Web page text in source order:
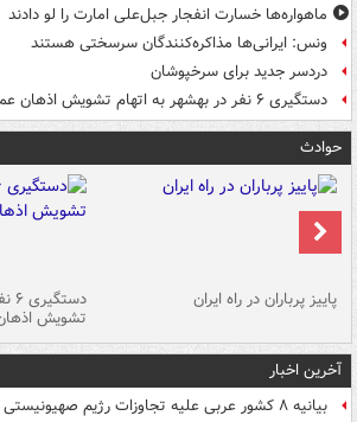
ماهواره‌ها خسارت انفجار جبل‌علی امارت را لو دادند
ونس: ایرانی‌ها مذاکره‌کنندگان سرسختی هستند
دردسر جدید برای سرخپوشان
دستگیری ۶ نفر در بهشهر به اتهام تشویش اذهان عمومی
حوادث
پاییز پرباران در راه ایران
تشویش
آخرین اخبار
بیانیه ۸ کشور عربی علیه تجاوزات رژیم صهیونیستی در غزه